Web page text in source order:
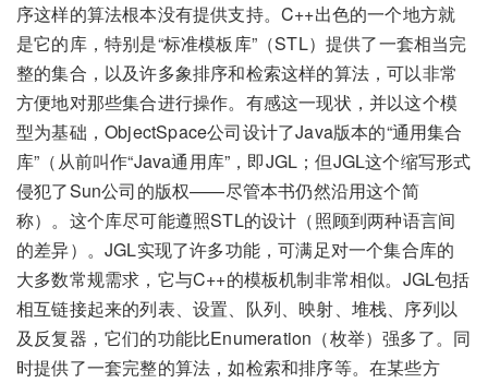
序这样的算法根本没有提供支持。C++出色的一个地方就
是它的库，特别是“标准模板库”（STL）提供了一套相当完
整的集合，以及许多象排序和检索这样的算法，可以非常
方便地对那些集合进行操作。有感这一现状，并以这个模
型为基础，ObjectSpace公司设计了Java版本的“通用集合
库”（从前叫作“Java通用库”，即JGL；但JGL这个缩写形式
侵犯了Sun公司的版权——尽管本书仍然沿用这个简
称）。这个库尽可能遵照STL的设计（照顾到两种语言间
的差异）。JGL实现了许多功能，可满足对一个集合库的
大多数常规需求，它与C++的模板机制非常相似。JGL包括
相互链接起来的列表、设置、队列、映射、堆栈、序列以
及反复器，它们的功能比Enumeration（枚举）强多了。同
时提供了一套完整的算法，如检索和排序等。在某些方